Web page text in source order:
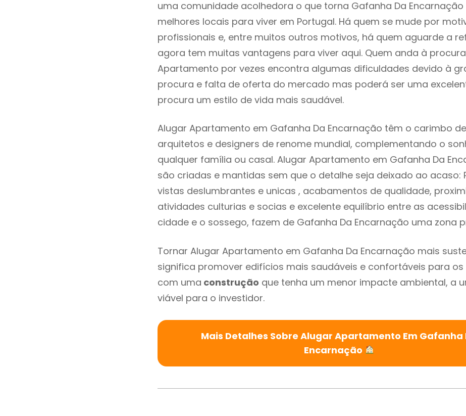
uma comunidade acolhedora o que torna Gafanha Da
melhores locais para viver em Portugal. Há quem se mude por
profissionais e, entre muitos outros motivos, há quem aguarde a
agora tem muitas vantagens para viver aqui. Quem anda à
Apartamento por vezes encontra algumas dificuldades devido à
procura e falta de oferta do mercado mas poderá ser uma
procura um estilo de vida mais saudável.
Alugar Apartamento em Gafanha Da Encarnação têm o carimbo
arquitetos e designers de renome mundial, complementando o
qualquer família ou casal. Alugar Apartamento em Gafanha Da
são criadas e mantidas sem que o detalhe seja deixado ao acaso:
vistas deslumbrantes e unicas , acabamentos de qualidade,
atividades culturias e socias e excelente equilíbrio entre as
cidade e o sossego, fazem de Gafanha Da Encarnação uma zona
Tornar Alugar Apartamento em Gafanha Da Encarnação mais
significa promover edifícios mais saudáveis e confortáveis para os
com uma construção que tenha um menor impacte ambiental, a
viável para o investidor.
Mais Detalhes Sobre Alugar Apartamento Em Gafanha
Encarnação